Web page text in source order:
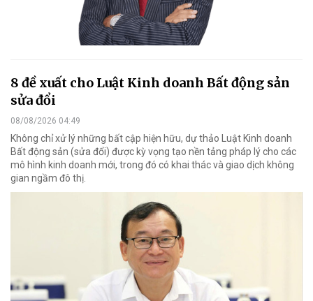
8 đề xuất cho Luật Kinh doanh Bất động sản
sửa đổi
08/08/2026 04:49
Không chỉ xử lý những bất cập hiện hữu, dự thảo Luật Kinh doanh
Bất động sản (sửa đổi) được kỳ vọng tạo nền tảng pháp lý cho các
mô hình kinh doanh mới, trong đó có khai thác và giao dịch không
gian ngầm đô thị.